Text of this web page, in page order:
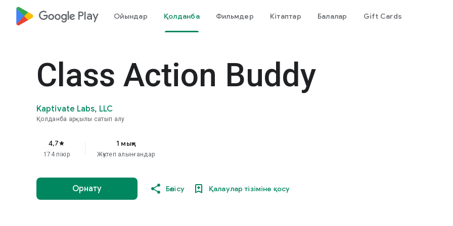
google_logo Play Ойындар Қолданба Фильмдер Кітаптар Балалар Gift Cards
Class Action Buddy
Kaptivate Labs, LLC
Қолданба арқылы сатып алу
4,7star
174 пікір
1 мың+
Жүктеп алынғандар
Орнату Бөлісу Қалаулар тізіміне қосу